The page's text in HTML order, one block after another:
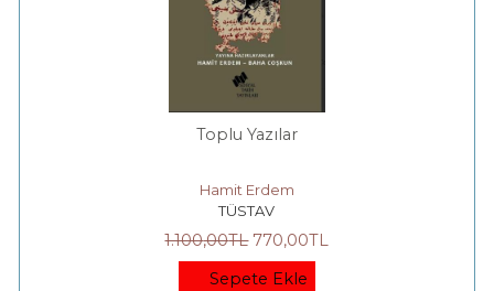
Toplu Yazılar
Hamit Erdem
TÜSTAV
1.100,00TL 770,00TL
Sepete Ekle